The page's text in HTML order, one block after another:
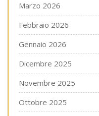
Marzo 2026
Febbraio 2026
Gennaio 2026
Dicembre 2025
Novembre 2025
Ottobre 2025